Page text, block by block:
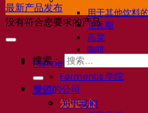
用于其他饮料
克瓦斯
高粱
咖啡
Fermentis 学院
Fermentis 学院
资源
知识中心
最新产品发布
没有符合您要求的产品
搜索：
我们的公司
关于我们